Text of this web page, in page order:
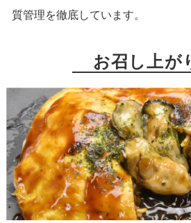
質管理を徹底しています。
お召し上が